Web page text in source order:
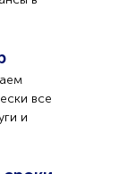
все
и